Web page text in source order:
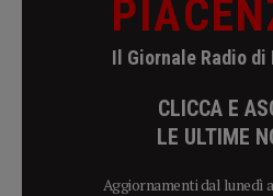
Il Giornale Radio di
CLICCA E
LE ULTIME
Aggiornamenti dal lunedì